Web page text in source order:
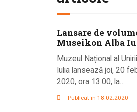
Lansare de
Museikon Alba
Muzeul Național al
Iulia lansează joi, 20
2020, ora 13.00, la…
Publicat în 18.02.2020